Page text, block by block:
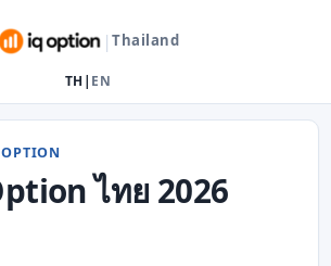
| Thailand
TH | EN
ไทย 2026